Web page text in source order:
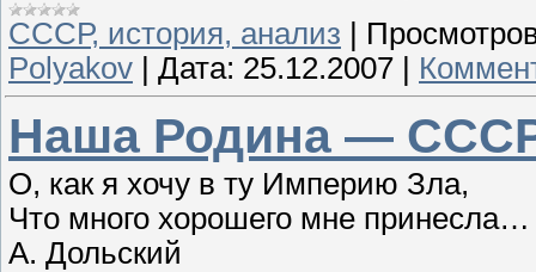
СССР, история, анализ |
Polyakov | Дата: 25.12.2007 |
Наша Родина —
О, как я хочу в ту Империю Зла,
Что много хорошего мне принесла…
А. Дольский